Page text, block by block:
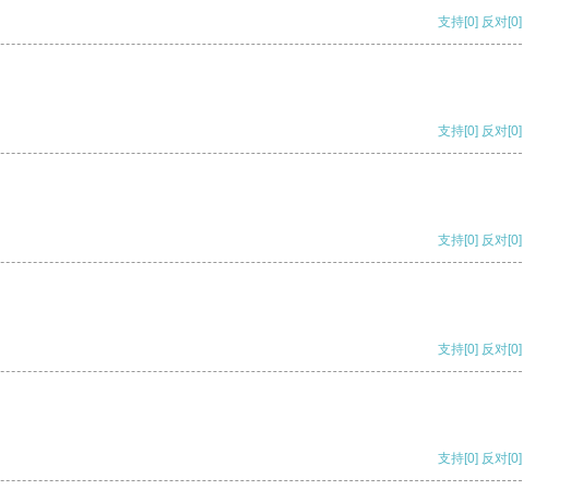
支持[0] 反对[0]
支持[0] 反对[0]
支持[0] 反对[0]
支持[0] 反对[0]
支持[0] 反对[0]